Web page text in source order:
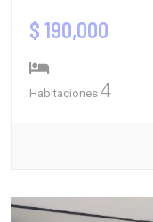
$ 190,000
Habitaciones 4